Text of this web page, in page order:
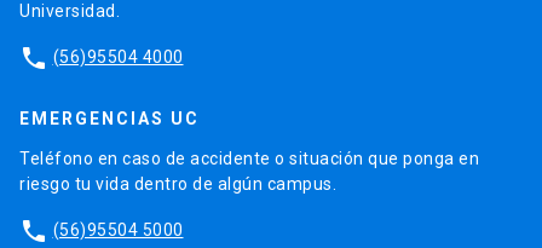
Universidad.
phone (56)95504 4000
EMERGENCIAS UC
Teléfono en caso de accidente o situación que ponga en
riesgo tu vida dentro de algún campus.
phone (56)95504 5000